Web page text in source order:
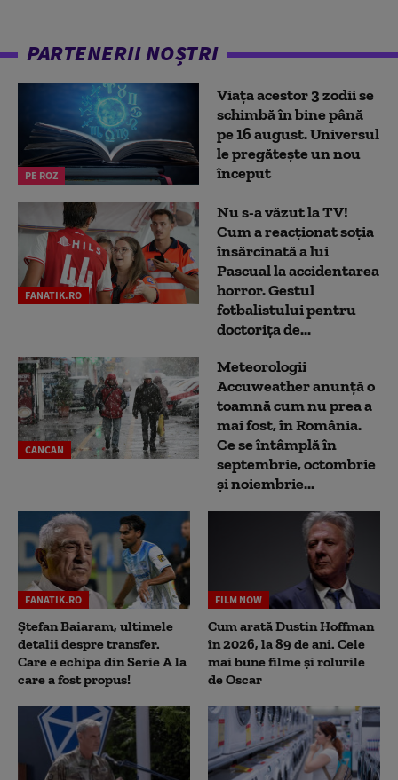
PARTENERII NOȘTRI
PE ROZ
Viața acestor 3 zodii se
schimbă în bine până
pe 16 august. Universul
le pregătește un nou
început
FANATIK.RO
Nu s-a văzut la TV!
Cum a reacţionat soţia
însărcinată a lui
Pascual la accidentarea
horror. Gestul
fotbalistului pentru
doctoriţa de...
CANCAN
Meteorologii
Accuweather anunță o
toamnă cum nu prea a
mai fost, în România.
Ce se întâmplă în
septembrie, octombrie
și noiembrie...
FANATIK.RO
Ștefan Baiaram, ultimele
detalii despre transfer.
Care e echipa din Serie A la
care a fost propus!
FILM NOW
Cum arată Dustin Hoffman
în 2026, la 89 de ani. Cele
mai bune filme și rolurile
de Oscar